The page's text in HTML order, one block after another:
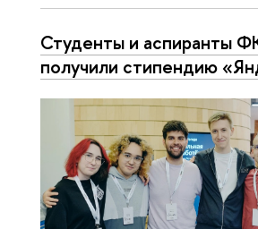
Студенты и аспиранты
получили стипендию